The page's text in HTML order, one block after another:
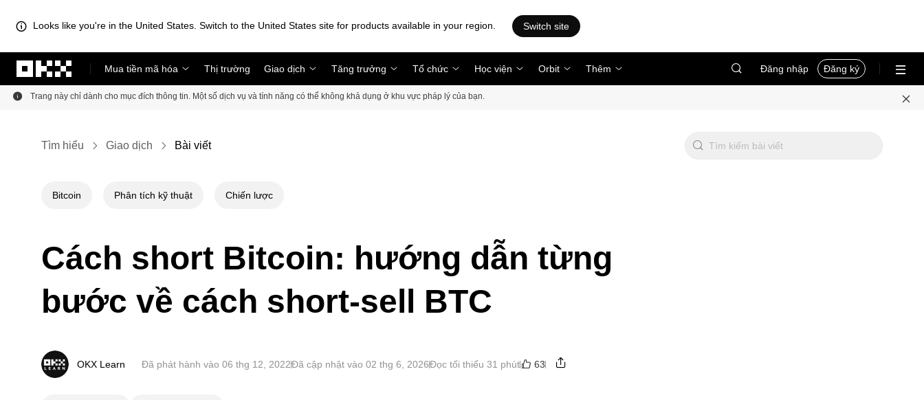
Looks like you're in the United States. Switch to the United States site for products available in your region. Switch site
Mua tiền mã hóa
Thị trường Giao dịch Tăng trưởng Tổ chức Học viện Orbit Thêm Đăng nhập Đăng ký
Trang này chỉ dành cho mục đích thông tin. Một số dịch vụ và tính năng có thể không khả dụng ở khu vực pháp lý của bạn.
Tìm hiểu Giao dịch Bài viết
Bitcoin Phân tích kỹ thuật Chiến lược
Cách short Bitcoin: hướng dẫn từng
bước về cách short-sell BTC
OKX Learn Đã phát hành vào 06 thg 12, 2022Đã cập nhật vào 02 thg 6, 2026Đọc tối thiểu 31 phút 63